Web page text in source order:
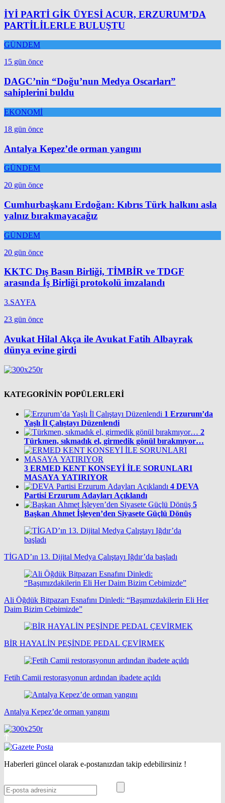
İYİ PARTİ GİK ÜYESİ ACUR, ERZURUM’DA
PARTİLİLERLE BULUŞTU
GÜNDEM
15 gün önce
DAGC’nin “Doğu’nun Medya Oscarları”
sahiplerini buldu
EKONOMİ
18 gün önce
Antalya Kepez’de orman yangını
GÜNDEM
20 gün önce
Cumhurbaşkanı Erdoğan: Kıbrıs Türk halkını asla
yalnız bırakmayacağız
GÜNDEM
20 gün önce
KKTC Dış Basın Birliği, TİMBİR ve TDGF
arasında İş Birliği protokolü imzalandı
3.SAYFA
23 gün önce
Avukat Hilal Akça ile Avukat Fatih Albayrak
dünya evine girdi
KATEGORİNİN POPÜLERLERİ
1 Erzurum’da
Yaşlı İl Çalıştayı Düzenlendi
2
Türkmen, sıkmadık el, girmedik gönül bırakmıyor…
3 ERMED KENT KONSEYİ İLE SORUNLARI
MASAYA YATIRIYOR
4 DEVA
Partisi Erzurum Adayları Açıklandı
5
Başkan Ahmet İşleyen’den Siyasete Güçlü Dönüş
TİGAD’ın 13. Dijital Medya Çalıştayı Iğdır’da başladı
Ali Öğdük Bitpazarı Esnafını Dinledi: “Başımızdakilerin Eli Her
Daim Bizim Cebimizde”
BİR HAYALİN PEŞİNDE PEDAL ÇEVİRMEK
Fetih Camii restorasyonun ardından ibadete açıldı
Antalya Kepez’de orman yangını
Haberleri güncel olarak e-postanızdan takip edebilirsiniz !